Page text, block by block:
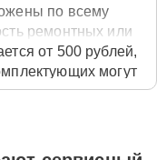
по всему
ремонтных или
от 500 рублей,
могут
с учётом
стоимости ремонта